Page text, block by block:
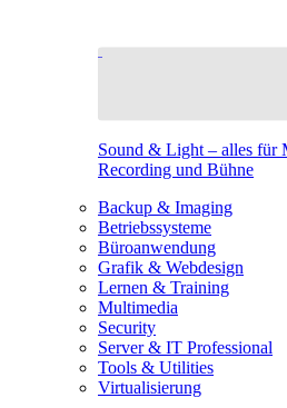
Sound & Light – alles für
Recording und Bühne
Backup & Imaging
Betriebssysteme
Büroanwendung
Grafik & Webdesign
Lernen & Training
Multimedia
Security
Server & IT Professional
Tools & Utilities
Virtualisierung